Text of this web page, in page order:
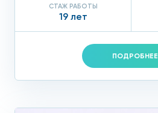
СТАЖ РАБОТЫ
19 лет
ПОДРОБНЕЕ